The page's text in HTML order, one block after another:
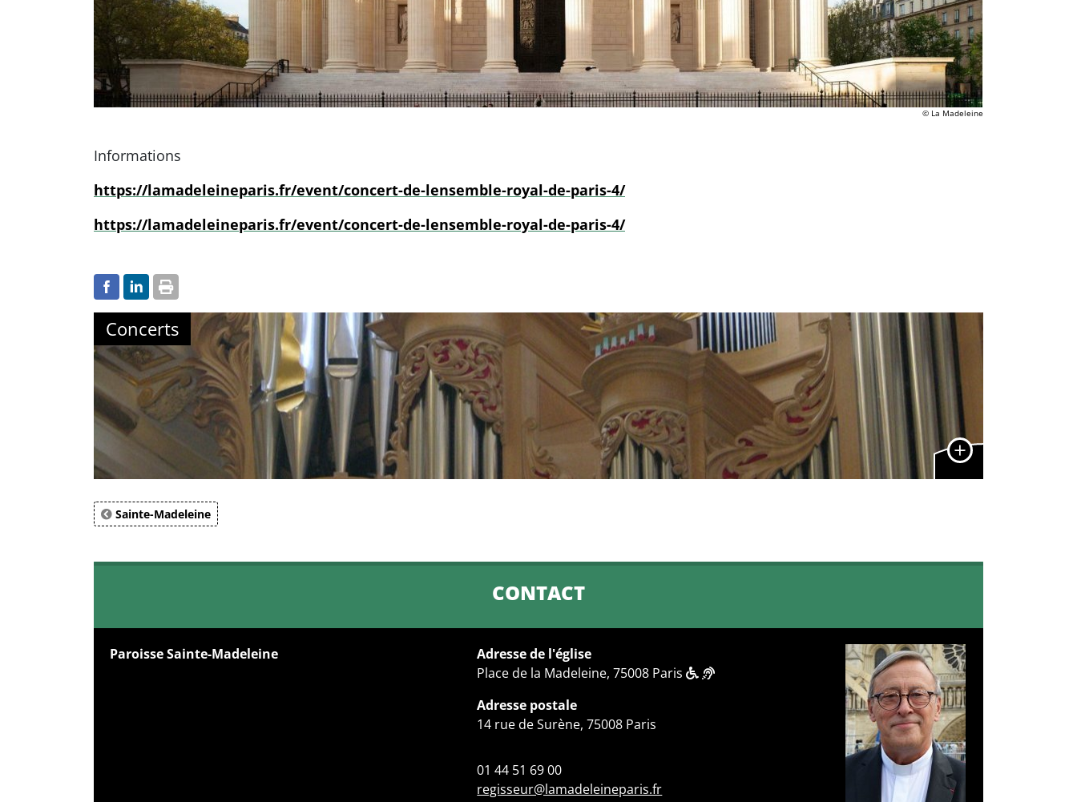
© La Madeleine
Informations
https://lamadeleineparis.fr/event/concert-de-lensemble-royal-de-paris-4/
https://lamadeleineparis.fr/event/concert-de-lensemble-royal-de-paris-4/
Concerts
Sainte-Madeleine
CONTACT
Paroisse Sainte-Madeleine
Adresse de l'église
Place de la Madeleine, 75008 Paris
Adresse postale
14 rue de Surène, 75008 Paris
01 44 51 69 00
regisseur@lamadeleineparis.fr